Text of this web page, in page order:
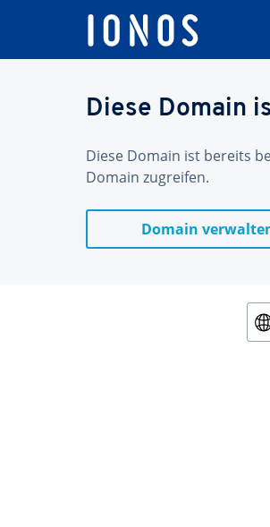
Diese Domain
Diese Domain ist bereits
Domain zugreifen.
Domain